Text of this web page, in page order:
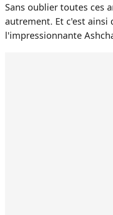
Sans oublier toutes ces
autrement. Et c'est ainsi
l'impressionnante